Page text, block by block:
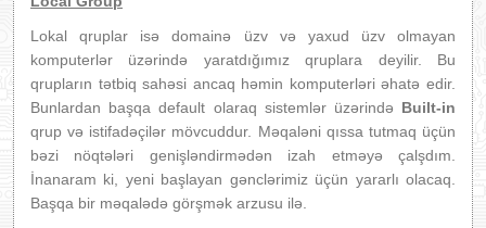
Lokal qruplar isə domainə üzv və yaxud üzv olmayan
komputerlər üzərində yaratdığımız qruplara deyilir. Bu
qrupların tətbiq sahəsi ancaq həmin komputerləri əhatə edir.
Bunlardan başqa default olaraq sistemlər üzərində Built-in
qrup və istifadəçilər mövcuddur. Məqaləni qıssa tutmaq üçün
bəzi nöqtələri genişləndirmədən izah etməyə çalşdım.
İnanaram ki, yeni başlayan gənclərimiz üçün yararlı olacaq.
Başqa bir məqalədə görşmək arzusu ilə.